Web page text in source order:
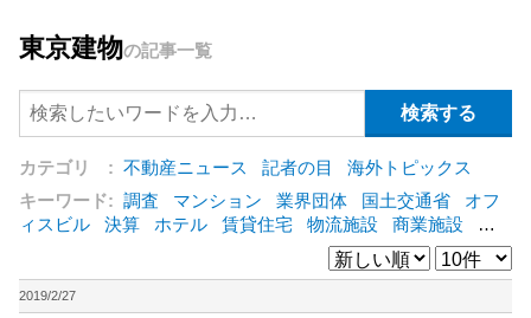
東京建物の記事一覧
カテゴリ : 不動産ニュース 記者の目
海外トピックス
キーワード: 調査 マンション 業界団体 国土交通省
オフ
ィスビル
決算 ホテル 賃貸住宅 物流施設 商業施設
海
東急不動産 賃料
ア
野村不動産 ZEH [+]
2019/2/27